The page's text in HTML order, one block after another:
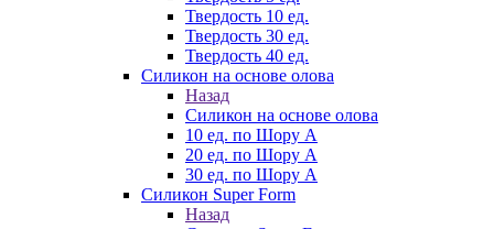
Твердость 10 ед.
Твердость 30 ед.
Твердость 40 ед.
Силикон на основе олова
Назад
Силикон на основе олова
10 ед. по Шору А
20 ед. по Шору А
30 ед. по Шору А
Силикон Super Form
Назад